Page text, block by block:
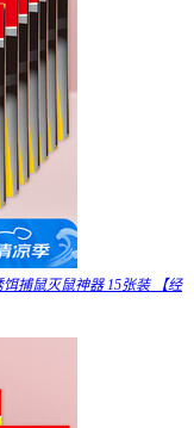
捕鼠灭鼠神器 15张装 【经